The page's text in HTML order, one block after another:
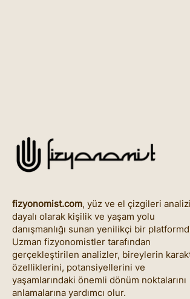
fizyonomist.com, yüz ve el çizgileri
dayalı olarak kişilik ve yaşam yolu
danışmanlığı sunan yenilikçi bir
Uzman fizyonomistler tarafından
gerçekleştirilen analizler, bireylerin
özelliklerini, potansiyellerini ve
yaşamlarındaki önemli dönüm noktalarını
anlamalarına yardımcı olur.